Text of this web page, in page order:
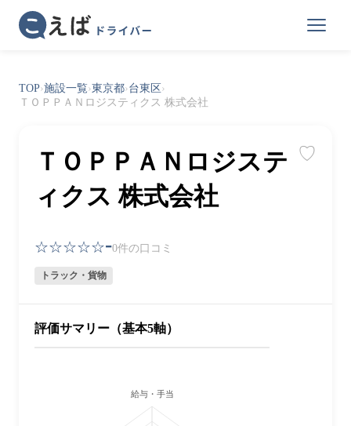
TOP›施設一覧›東京都›台東区 ›
ＴＯＰＰＡＮロジスティクス 株式会社
ＴＯＰＰＡＮロジステ
ィクス 株式会社
♡
☆☆☆☆☆-0件の口コミ
トラック・貨物
評価サマリー（基本5軸）
給与・手当